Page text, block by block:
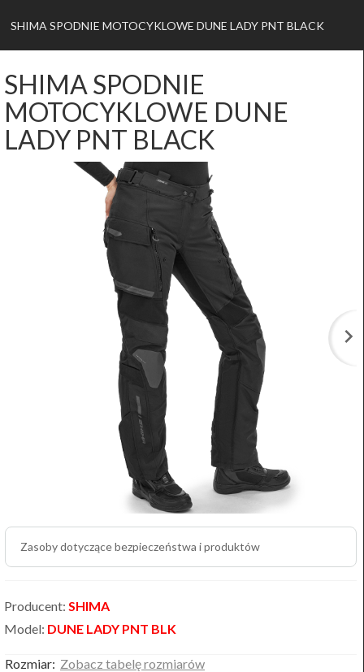
SHIMA SPODNIE MOTOCYKLOWE DUNE LADY PNT BLACK
SHIMA SPODNIE
MOTOCYKLOWE DUNE
LADY PNT BLACK
Zasoby dotyczące bezpieczeństwa i produktów
Producent: SHIMA
Model: DUNE LADY PNT BLK
Rozmiar: Zobacz tabelę rozmiarów